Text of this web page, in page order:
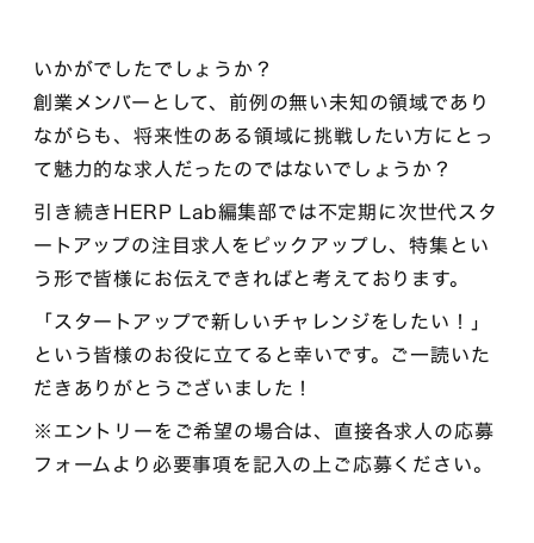
いかがでしたでしょうか？
創業メンバーとして、前例の無い未知の領域であり
ながらも、将来性のある領域に挑戦したい方にとっ
て魅力的な求人だったのではないでしょうか？
引き続きHERP Lab編集部では不定期に次世代スタ
ートアップの注目求人をピックアップし、特集とい
う形で皆様にお伝えできればと考えております。
「スタートアップで新しいチャレンジをしたい！」
という皆様のお役に立てると幸いです。ご一読いた
だきありがとうございました！
※エントリーをご希望の場合は、直接各求人の応募
フォームより必要事項を記入の上ご応募ください。